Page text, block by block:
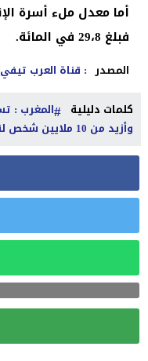
فبلغ 29،8 في المائة.
المصدر : قناة العرب تيفي
كلمات دليلية
وأزيد من 10 ملايين شخص لقحوا بالكامل